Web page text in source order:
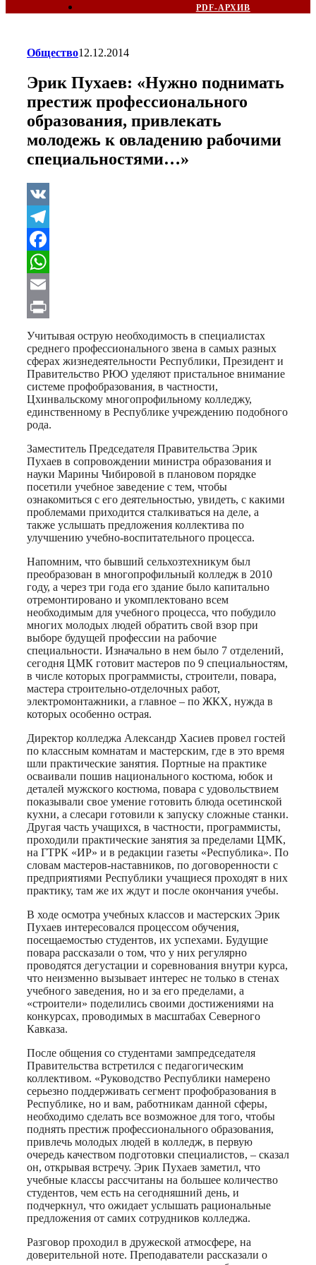
PDF-АРХИВ
Общество12.12.2014
Эрик Пухаев: «Нужно поднимать
престиж профессионального
образования, привлекать
молодежь к овладению рабочими
специальностями…»
VK
Telegram
Facebook
WhatsApp
Email
Print
Учитывая острую необходимость в специалистах
среднего профессионального звена в самых разных
сферах жизнедеятельности Республики, Президент и
Правительство РЮО уделяют пристальное внимание
системе профобразования, в частности,
Цхинвальскому многопрофильному колледжу,
единственному в Республике учреждению подобного
рода.
Заместитель Председателя Правительства Эрик
Пухаев в сопровождении министра образования и
науки Марины Чибировой в плановом порядке
посетили учебное заведение с тем, чтобы
ознакомиться с его деятельностью, увидеть, с какими
проблемами приходится сталкиваться на деле, а
также услышать предложения коллектива по
улучшению учебно-воспитательного процесса.
Напомним, что бывший сельхозтехникум был
преобразован в многопрофильный колледж в 2010
году, а через три года его здание было капитально
отремонтировано и укомплектовано всем
необходимым для учебного процесса, что побудило
многих молодых людей обратить свой взор при
выборе будущей профессии на рабочие
специальности. Изначально в нем было 7 отделений,
сегодня ЦМК готовит мастеров по 9 специальностям,
в числе которых программисты, строители, повара,
мастера строительно-отделочных работ,
электромонтажники, а главное – по ЖКХ, нужда в
которых особенно острая.
Директор колледжа Александр Хасиев провел гостей
по классным комнатам и мастерским, где в это время
шли практические занятия. Портные на практике
осваивали пошив национального костюма, юбок и
деталей мужского костюма, повара с удовольствием
показывали свое умение готовить блюда осетинской
кухни, а слесари готовили к запуску сложные станки.
Другая часть учащихся, в частности, программисты,
проходили практические занятия за пределами ЦМК,
на ГТРК «ИР» и в редакции газеты «Республика». По
словам мастеров-наставников, по договоренности с
предприятиями Республики учащиеся проходят в них
практику, там же их ждут и после окончания учебы.
В ходе осмотра учебных классов и мастерских Эрик
Пухаев интересовался процессом обучения,
посещаемостью студентов, их успехами. Будущие
повара рассказали о том, что у них регулярно
проводятся дегустации и соревнования внутри курса,
что неизменно вызывает интерес не только в стенах
учебного заведения, но и за его пределами, а
«строители» поделились своими достижениями на
конкурсах, проводимых в масштабах Северного
Кавказа.
После общения со студентами зампредседателя
Правительства встретился с педагогическим
коллективом. «Руководство Республики намерено
серьезно поддерживать сегмент профобразования в
Республике, но и вам, работникам данной сферы,
необходимо сделать все возможное для того, чтобы
поднять престиж профессионального образования,
привлечь молодых людей в колледж, в первую
очередь качеством подготовки специалистов, – сказал
он, открывая встречу. Эрик Пухаев заметил, что
учебные классы рассчитаны на большее количество
студентов, чем есть на сегодняшний день, и
подчеркнул, что ожидает услышать рациональные
предложения от самих сотрудников колледжа.
Разговор проходил в дружеской атмосфере, на
доверительной ноте. Преподаватели рассказали о